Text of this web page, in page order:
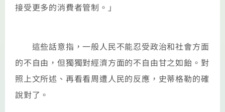
接受更多的消費者管制。」
這些話意指，一般人民不能忍受政治和社會方面
的不自由，但獨獨對經濟方面的不自由甘之如飴。對
照上文所述、再看看周遭人民的反應，史蒂格勒的確
說對了。